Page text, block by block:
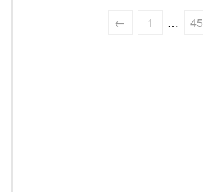
Seitennummerierung
← 1 … 45